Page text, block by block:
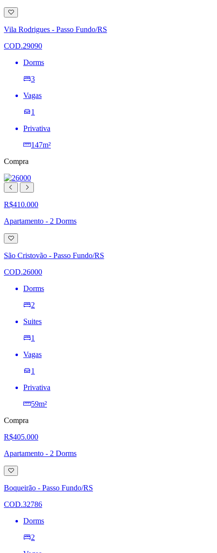
Adicionar
à
lista
de
Vila Rodrigues - Passo Fundo/RS
COD.29090
Dorms
3
Vagas
1
Privativa
147m²
Compra
R$410.000
Apartamento - 2 Dorms
Adicionar
à
lista
de
São Cristovão - Passo Fundo/RS
COD.26000
Dorms
2
Suites
1
Vagas
1
Privativa
59m²
Compra
R$405.000
Apartamento - 2 Dorms
Adicionar
à
lista
de
Boqueirão - Passo Fundo/RS
COD.32786
Dorms
2